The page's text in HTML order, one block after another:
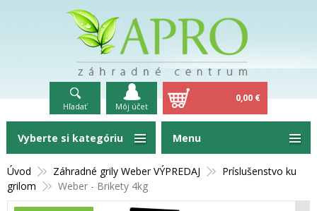
Hľadať Môj účet
0,00 €
Úvod Záhradné grily Weber VÝPREDAJ
Príslušenstvo ku
grilom
Weber - Brikety 4kg
Vyberte si kategóriu Menu